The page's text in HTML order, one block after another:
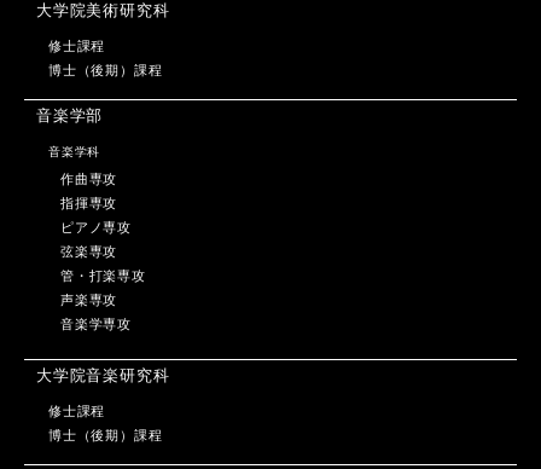
大学院美術研究科
修士課程
博士（後期）課程
音楽学部
音楽学科
作曲専攻
指揮専攻
ピアノ専攻
弦楽専攻
管・打楽専攻
声楽専攻
音楽学専攻
大学院音楽研究科
修士課程
博士（後期）課程